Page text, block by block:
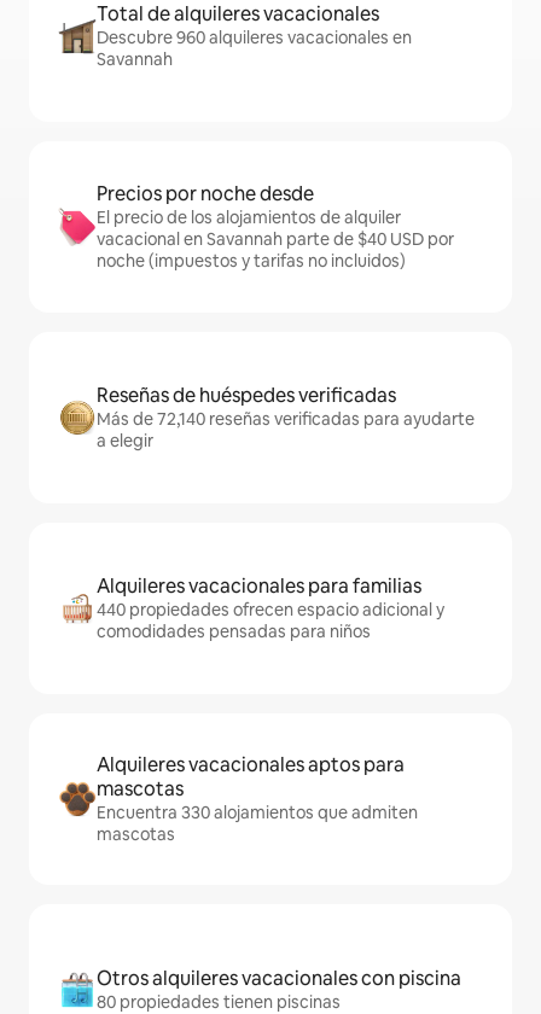
Total de alquileres vacacionales
Descubre 960 alquileres vacacionales en
Savannah
Precios por noche desde
El precio de los alojamientos de alquiler
vacacional en Savannah parte de $40 USD por
noche (impuestos y tarifas no incluidos)
Reseñas de huéspedes verificadas
Más de 72,140 reseñas verificadas para ayudarte
a elegir
Alquileres vacacionales para familias
440 propiedades ofrecen espacio adicional y
comodidades pensadas para niños
Alquileres vacacionales aptos para
mascotas
Encuentra 330 alojamientos que admiten
mascotas
Otros alquileres vacacionales con piscina
80 propiedades tienen piscinas